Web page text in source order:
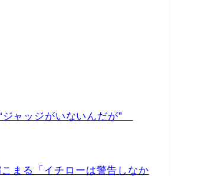
ャッジがいないんだが”
まる「イチローは警告しなか